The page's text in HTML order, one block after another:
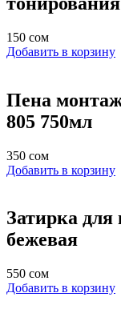
150 сом
Добавить в корзину
Пена
805 750мл
350 сом
Добавить в корзину
Затирка
бежевая
550 сом
Добавить в корзину